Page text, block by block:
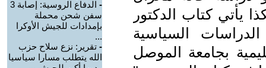
يأتي كتاب الدكتور
السياسية
بجامعة الموصل
-
الدفاع الروسية: إصابة 3
سفن شحن محملة
بإمدادات للجيش الأوكرا
...
- تقرير: نزع سلاح حزب
الله يتطلب مسارا سياسيا